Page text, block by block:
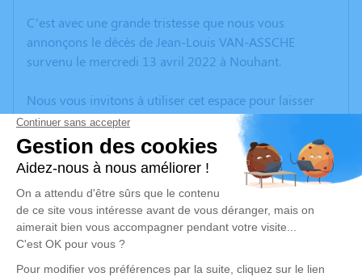
C’est avec une grande tristesse que nous vous
annonçons le décès de Jean-Louis VAN-ASSCHE
survenu le mercredi 13 avril 2022 à Nouhant.
Nous vous invitons à utiliser cet espace pour laisser
vos condoléances, partager des photos souvenirs, une
anecdote ou exprimer vos pensées à travers des
poèmes ou des textes. Cet endroit est un lieu
d'expression dédié à honorer la mémoire de Jean-
Louis VAN-ASSCHE.
Un service de plantation d’arbre hommage est
disponible ici.